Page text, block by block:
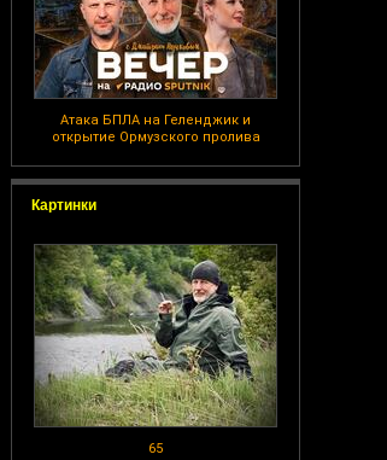
Атака БПЛА на Геленджик и
открытие Ормузского пролива
Картинки
65